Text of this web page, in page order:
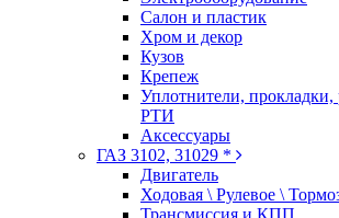
Салон и пластик
Хром и декор
Кузов
Крепеж
Уплотнители,
РТИ
Аксессуары
ГАЗ 3102, 31029 *
Двигатель
Ходовая \ Рулевое \
Трансмиссия и КПП